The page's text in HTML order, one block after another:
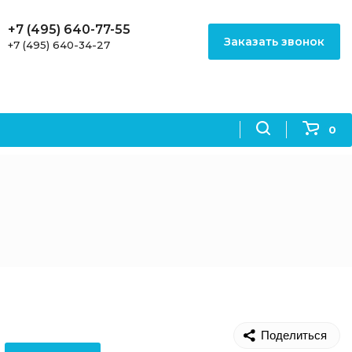
0
+7 (495) 640-77-55
+7 (495) 640-34-27 Заказать звонок
Поделиться